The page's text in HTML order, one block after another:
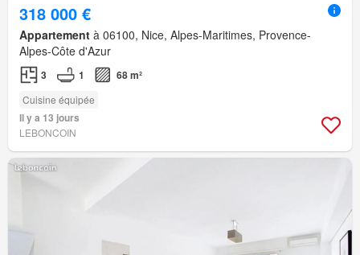
318 000 €
Appartement à 06100, Nice, Alpes-Maritimes, Provence-
Alpes-Côte d'Azur
3 1 68 m²
Cuisine équipée
Il y a 13 jours
LEBONCOIN